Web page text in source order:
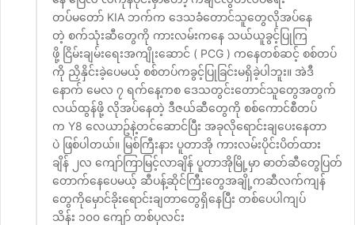
တပ်မတော် KIA ဘက်က ဒေသခံတောင်သူတွေလိုအပ်နေ
တဲ့ စက်သုံးဆီတွေကို ကားလမ်းကနေ သယ်ယူခွင့်ပြုကြ
ဖို့ ငြိမ်းချမ်းရေးအကျိုးဆောင် ( PCG ) ကနေတစ်ဆင့် စစ်တပ်
ကို ညှိနှိင်းခဲ့ပေမယ့် စစ်တပ်ကခွင့်ပြုခြင်းမရှိခဲ့ပါဘူး။ အဲဒီ
နောက် မေလ ၇ ရက်နေ့ကစ ဒေသတွင်းတောင်သူတွေအတွက်
လယ်ထွန်ဖို့ လိုအပ်နေတဲ့ ဒီဇယ်ဆီတွေကို စစ်ကောင်စီတပ်
က Y8 လေယာဥ်နဲ့တင်ဆောင်ပြီး အခုလိုရောင်းချပေးနေတာ
ပဲ ဖြစ်ပါတယ်။ မြစ်ကြီးနား ပူတာအို ကားလမ်းပိုင်းပိတ်ထား
ချိန် ၂လ ကျော်ကြာမြင့်လာချိန် ပူတာအိုမြို့မှာ ဓာတ်ဆီတွေပြတ်
တောက်နေပေမယ့် ဆီပန့်ဆိုင်ကြီးတွေအချို့ကဆီလက်ကျန်
တွေကိုမှောင်ခိုးရောင်းချတာတွေရှိနေပြီး တစ်ပေပါကျပ်
သိန်း ၁၀၀ ကျော် တစ်ပုလင်း